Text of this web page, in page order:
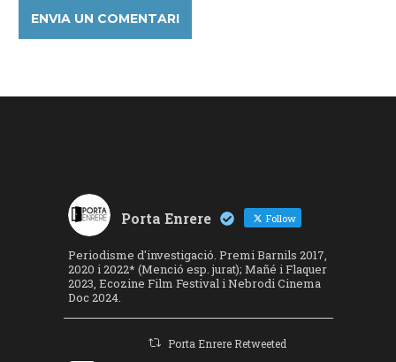
Porta Enrere Follow
Periodisme d'investigació. Premi Barnils 2017,
2020 i 2022* (Menció esp. jurat); Mañé i Flaquer
2023, Ecozine Film Festival i Nebrodi Cinema
Doc 2024.
Porta Enrere Retweeted